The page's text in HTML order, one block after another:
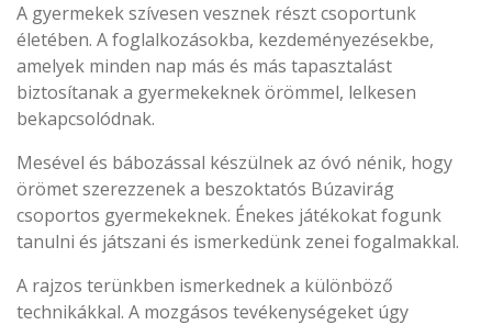
A gyermekek szívesen vesznek részt csoportunk
életében. A foglalkozásokba, kezdeményezésekbe,
amelyek minden nap más és más tapasztalást
biztosítanak a gyermekeknek örömmel, lelkesen
bekapcsolódnak.
Mesével és bábozással készülnek az óvó nénik, hogy
örömet szerezzenek a beszoktatós Búzavirág
csoportos gyermekeknek. Énekes játékokat fogunk
tanulni és játszani és ismerkedünk zenei fogalmakkal.
A rajzos terünkben ismerkednek a különböző
technikákkal. A mozgásos tevékenységeket úgy